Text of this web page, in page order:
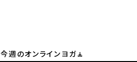
今週のオンラインヨガ🧘